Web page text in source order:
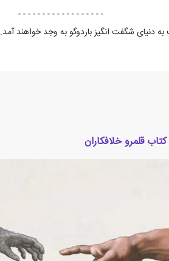
به دنیای شگفت انگیز باردوگو به وجد خواهند آمد.
قلمرو خلافکاران